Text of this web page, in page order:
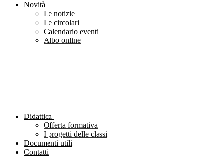
Novità
Le notizie
Le circolari
Calendario eventi
Albo online
Didattica
Offerta formativa
I progetti delle classi
Documenti utili
Contatti